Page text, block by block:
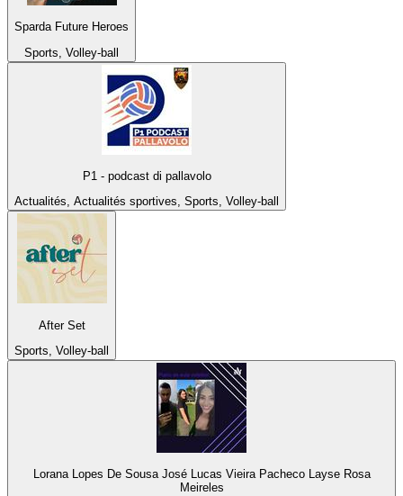
Sparda Future Heroes
Sports, Volley-ball
P1 - podcast di pallavolo
Actualités, Actualités sportives, Sports, Volley-ball
After Set
Sports, Volley-ball
Lorana Lopes De Sousa José Lucas Vieira Pacheco Layse Rosa
Meireles